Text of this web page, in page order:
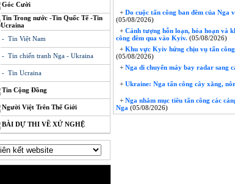
Góc Cười
Tin Trong nước -Tin Quốc Tế -Tin
Ucraina
- Tin Việt Nam
- Tin chiến tranh Nga - Ukraina
- Tin Ucraina
Tin Cộng Đồng
Người Việt Trên Thế Giới
BÀI DỰ THI VỀ XỨ NGHỆ
+ Do cuộc tấn công ban đêm của
(05/08/2026)
+ Cảnh tượng hỗn loạn, hỏa hoạn và
công đêm qua vào Kyiv. (05/08/2026)
+ Khu vực Kyiv hứng chịu vụ tấn
(05/08/2026)
+ Nga di chuyển máy bay radar sang
+ Ukraine: Nga tấn công cây xăng,
+ Nga nhắm mục tiêu tấn công các
Nga (05/08/2026)